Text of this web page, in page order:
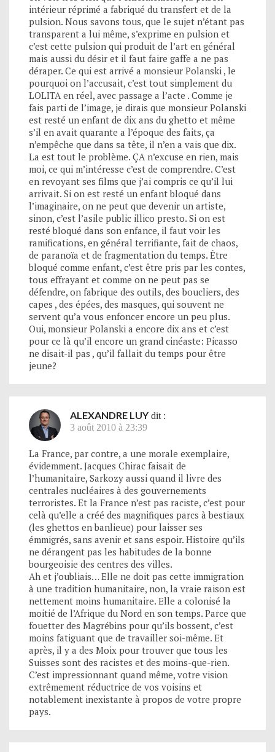
intérieur réprimé a fabriqué du transfert et de la
pulsion. Nous savons tous, que le sujet n’étant pas
transparent a lui même, s’exprime en pulsion et
c’est cette pulsion qui produit de l’art en général
mais aussi du désir et il faut faire gaffe a ne pas
déraper. Ce qui est arrivé a monsieur Polanski , le
pourquoi on l’accusait, c’est tout simplement du
LOLITA en réel, avec passage a l’acte . Comme je
fais parti de l’image, je dirais que monsieur Polanski
est resté un enfant de dix ans du ghetto et même
s’il en avait quarante a l’époque des faits, ça
n’empêche que dans sa tête, il n’en a vais que dix.
La est tout le problème. ÇA n’excuse en rien, mais
moi, ce qui m’intéresse c’est de comprendre. C’est
en revoyant ses films que j’ai compris ce qu’il lui
arrivait. Si on est resté un enfant bloqué dans
l’imaginaire, on ne peut que devenir un artiste,
sinon, c’est l’asile public illico presto. Si on est
resté bloqué dans son enfance, il faut voir les
ramifications, en général terrifiante, fait de chaos,
de paranoïa et de fragmentation du temps. Être
bloqué comme enfant, c’est être pris par les contes,
tous effrayant et comme on ne peut pas se
défendre, on fabrique des outils, des boucliers, des
capes , des épées, des masques, qui souvent ne
servent qu’a vous enfoncer encore un peu plus.
Oui, monsieur Polanski a encore dix ans et c’est
pour ce là qu’il encore un grand cinéaste: Picasso
ne disait-il pas , qu’il fallait du temps pour être
jeune?
ALEXANDRE LUY dit :
3 août 2010 à 23:39
La France, par contre, a une morale exemplaire,
évidemment. Jacques Chirac faisait de
l’humanitaire, Sarkozy aussi quand il livre des
centrales nucléaires à des gouvernements
terroristes. Et la France n’est pas raciste, c’est pour
celà qu’elle a créé des magnifiques parcs à bestiaux
(les ghettos en banlieue) pour laisser ses
émmigrés, sans avenir et sans espoir. Histoire qu’ils
ne dérangent pas les habitudes de la bonne
bourgeoisie des centres des villes.
Ah et j’oubliais… Elle ne doit pas cette immigration
à une tradition humanitaire, non, la vraie raison est
nettement moins humanitaire. Elle a colonisé la
moitié de l’Afrique du Nord en son temps. Parce que
fouetter des Magrébins pour qu’ils bossent, c’est
moins fatiguant que de travailler soi-même. Et
après, il y a des Moix pour trouver que tous les
Suisses sont des racistes et des moins-que-rien.
C’est impressionnant quand même, votre vision
extrêmement réductrice de vos voisins et
notablement inexistante à propos de votre propre
pays.